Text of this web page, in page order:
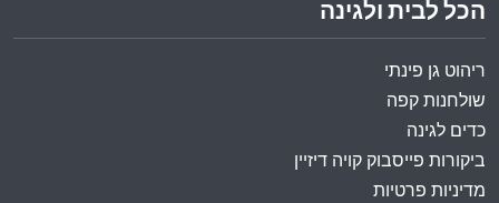
הכל לבית ולגינה
ריהוט גן פינתי
שולחנות קפה
כדים לגינה
ביקורות פייסבוק קויה דיזיין
מדיניות פרטיות